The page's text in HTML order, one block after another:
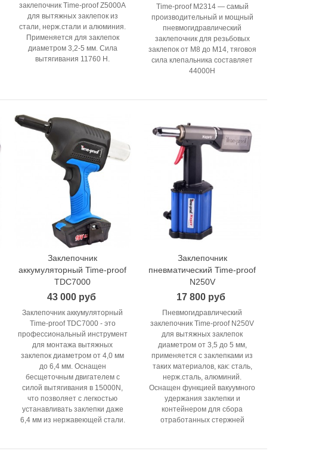
заклепочник Time-proof Z5000A
для вытяжных заклепок из
стали, нерж.стали и алюминия.
Применяется для заклепок
диаметром 3,2-5 мм. Сила
вытягивания 11760 Н.
Time-proof M2314 — самый
производительный и мощный
пневмогидравлический
заклепочник для резьбовых
заклепок от М8 до М14, тяговоя
сила клепальника составляет
44000Н
В корзину
Заклепочник
аккумуляторный Time-proof
TDC7000
43 000 руб
Заклепочник аккумуляторный
Time-proof TDC7000 - это
профессиональный инструмент
для монтажа вытяжных
заклепок диаметром от 4,0 мм
до 6,4 мм. Оснащен
бесщеточным двигателем с
силой вытягивания в 15000N,
что позволяет с легкостью
устанавливать заклепки даже
6,4 мм из нержавеющей стали.
В корзину
Заклепочник
пневматический Time-proof
N250V
17 800 руб
Пневмогидравлический
заклепочник Time-proof N250V
для вытяжных заклепок
диаметром от 3,5 до 5 мм,
применяется с заклепками из
таких материалов, как: сталь,
нерж.сталь, алюминий.
Оснащен функцией вакуумного
удержания заклепки и
контейнером для сбора
отработанных стержней